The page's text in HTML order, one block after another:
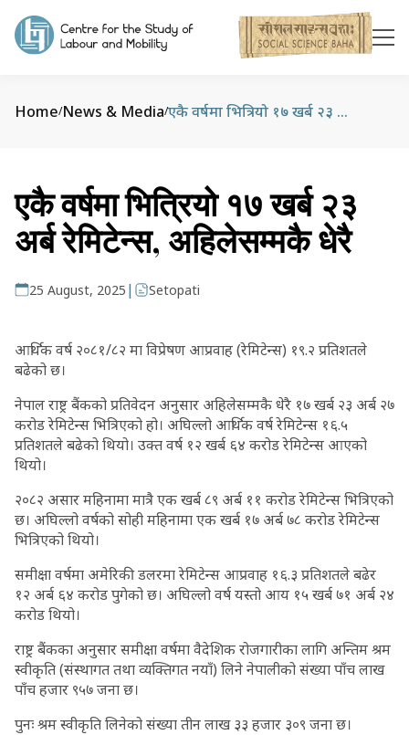
Home/News & Media/ एकै वर्षमा भित्रियो १७ खर्ब २३ अर्ब रेमिटेन्स, अहिलेसम्मकै धेरै
एकै वर्षमा भित्रियो १७ खर्ब २३
अर्ब रेमिटेन्स, अहिलेसम्मकै धेरै
25 August, 2025 | Setopati
आर्थिक वर्ष २०८१/८२ मा विप्रेषण आप्रवाह (रेमिटेन्स) १९.२ प्रतिशतले
बढेको छ।
नेपाल राष्ट्र बैंकको प्रतिवेदन अनुसार अहिलेसम्मकै धेरै १७ खर्ब २३ अर्ब २७
करोड रेमिटेन्स भित्रिएको हो। अघिल्लो आर्थिक वर्ष रेमिटेन्स १६.५
प्रतिशतले बढेको थियो। उक्त वर्ष १२ खर्ब ६४ करोड रेमिटेन्स आएको
थियो।
२०८२ असार महिनामा मात्रै एक खर्ब ८९ अर्ब ११ करोड रेमिटेन्स भित्रिएको
छ। अघिल्लो वर्षको सोही महिनामा एक खर्ब १७ अर्ब ७८ करोड रेमिटेन्स
भित्रिएको थियो।
समीक्षा वर्षमा अमेरिकी डलरमा रेमिटेन्स आप्रवाह १६.३ प्रतिशतले बढेर
१२ अर्ब ६४ करोड पुगेको छ। अघिल्लो वर्ष यस्तो आय १५ खर्ब ७१ अर्ब २४
करोड थियो।
राष्ट्र बैंकका अनुसार समीक्षा वर्षमा वैदेशिक रोजगारीका लागि अन्तिम श्रम
स्वीकृति (संस्थागत तथा व्यक्तिगत नयाँ) लिने नेपालीको संख्या पाँच लाख
पाँच हजार ९५७ जना छ।
पुनः श्रम स्वीकृति लिनेको संख्या तीन लाख ३३ हजार ३०९ जना छ।